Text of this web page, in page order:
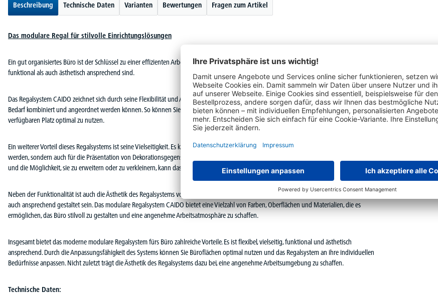
Beschreibung Technische Daten Varianten Bewertungen Fragen zum Artikel
Das modulare Regal für stilvolle Einrichtungslösungen
Ein gut organisiertes Büro ist der Schlüssel zu einer effizienten Arbeitsumgebung. Ein wichtiger Bestandteil dazu sind Möbel, die sowohl
funktional als auch ästhetisch ansprechend sind.
Das Regalsystem CAIDO zeichnet sich durch seine Flexibilität und Anpassungsfähigkeit aus. Es besteht aus verschiedenen Modulen, die je nach
Bedarf kombiniert und angeordnet werden können. So können Sie das Regalsystem an ihre individuellen Anforderungen anpassen und den
verfügbaren Platz optimal zu nutzen.
Ein weiterer Vorteil dieses Regalsystems ist seine Vielseitigkeit. Es kann nicht nur für die Aufbewahrung von Akten und Büchern verwendet
werden, sondern auch für die Präsentation von Dekorationsgegenständen oder das Ausstellen von Produkten. Durch die verschiedenen Module
und die Möglichkeit, sie zu erweitern oder zu verkleinern, kann das Regalsystem an die sich ändernden Bedürfnisse des Büros angepasst werden.
Neben der Funktionalität ist auch die Ästhetik des Regalsystems von großer Bedeutung. Ein modernes Büro sollte nicht nur funktional, sondern
auch ansprechend gestaltet sein. Das modulare Regalsystem CAIDO bietet eine Vielzahl von Farben, Oberflächen und Materialien, die es
ermöglichen, das Büro stilvoll zu gestalten und eine angenehme Arbeitsatmosphäre zu schaffen.
Insgesamt bietet das moderne modulare Regalsystem fürs Büro zahlreiche Vorteile. Es ist flexibel, vielseitig, funktional und ästhetisch
ansprechend. Durch die Anpassungsfähigkeit des Systems können Sie Büroflächen optimal nutzen und das Regalsystem an ihre individuellen
Bedürfnisse anpassen. Nicht zuletzt trägt die Ästhetik des Regalsystems dazu bei, eine angenehme Arbeitsumgebung zu schaffen.
Technische Daten: